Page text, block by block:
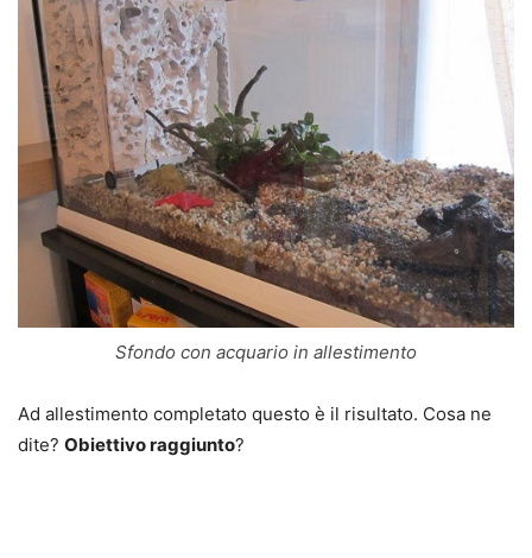
Sfondo con acquario in allestimento
Ad allestimento completato questo è il risultato. Cosa ne
dite? Obiettivo raggiunto?